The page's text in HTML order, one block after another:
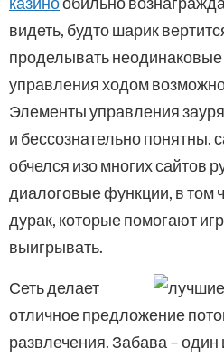
видеть, будто шарик
проделывать
управления ходом
Элементы управления
и бессознательно понятны.
обчелся изо многих сайтов
диалоговые функции, в том
дурак, которые помогают
выигрывать.
Сеть делает
отличное предложение
развлечения. Забава – один